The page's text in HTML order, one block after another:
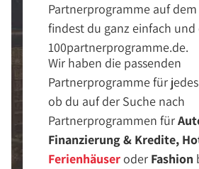
Partnerprogramme auf
findest du ganz einfach
100partnerprogramme.de.
Wir haben die passenden
Partnerprogramme für
ob du auf der Suche nach
Partnerprogrammen für
Finanzierung & Kredite,
Ferienhäuseroder Fashion